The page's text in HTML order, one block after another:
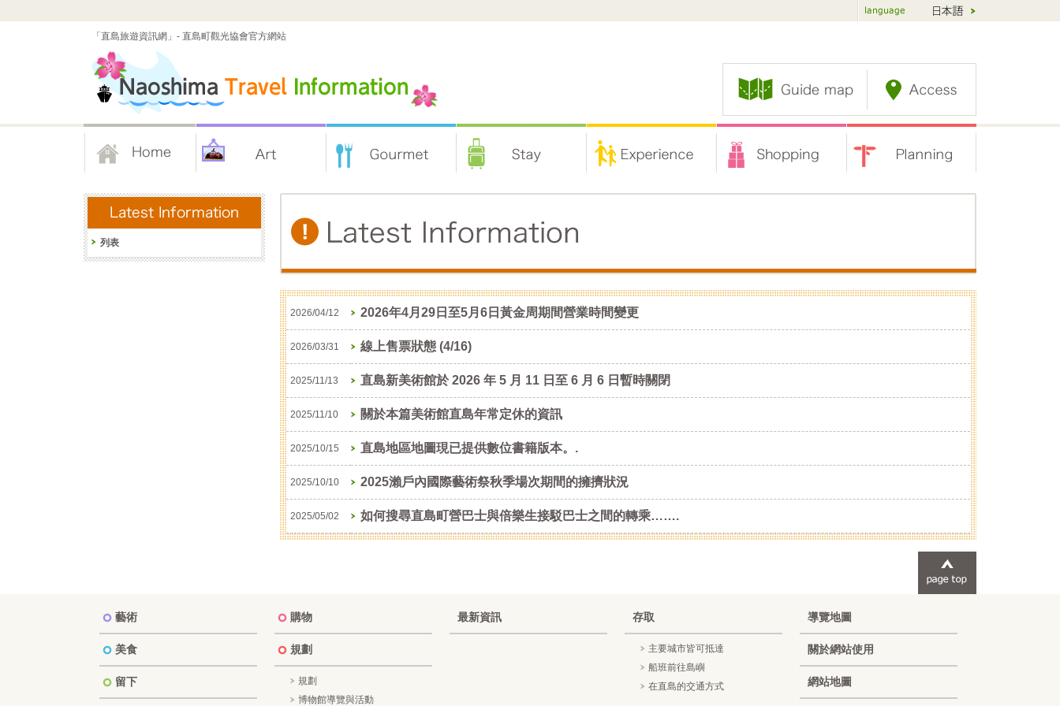
「直島旅遊資訊網」- 直島町觀光協會官方網站
2026/04/12 2026年4月29日至5月6日黃金周期間營業時間變更
2026/03/31 線上售票狀態 (4/16)
2025/11/13 直島新美術館於 2026 年 5 月 11 日至 6 月 6 日暫時關閉
2025/11/10 關於本篇美術館直島年常定休的資訊
2025/10/15 直島地區地圖現已提供數位書籍版本。.
2025/10/10 2025瀨戶內國際藝術祭秋季場次期間的擁擠狀況
2025/05/02 如何搜尋直島町營巴士與倍樂生接駁巴士之間的轉乘…….
列表
藝術
美食
留下
購物
規劃
規劃
博物館導覽與活動
最新資訊 存取
主要城市皆可抵達
船班前往島嶼
在直島的交通方式
導覽地圖
關於網站使用
網站地圖
French
Korean